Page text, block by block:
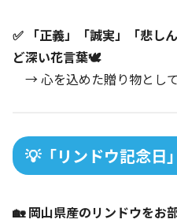
✅ 「正義」「誠実」「悲し
ど深い花言葉🕊
→ 心を込めた贈り物とし
💡「リンドウ記念日
🏡 岡山県産のリンドウをお